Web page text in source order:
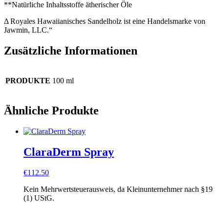
**Natürliche Inhaltsstoffe ätherischer Öle
Δ Royales Hawaiianisches Sandelholz ist eine Handelsmarke von
Jawmin, LLC.“
Zusätzliche Informationen
PRODUKTE 100 ml
Ähnliche Produkte
ClaraDerm Spray
€112.50
Kein Mehrwertsteuerausweis, da Kleinunternehmer nach §19
(1) UStG.